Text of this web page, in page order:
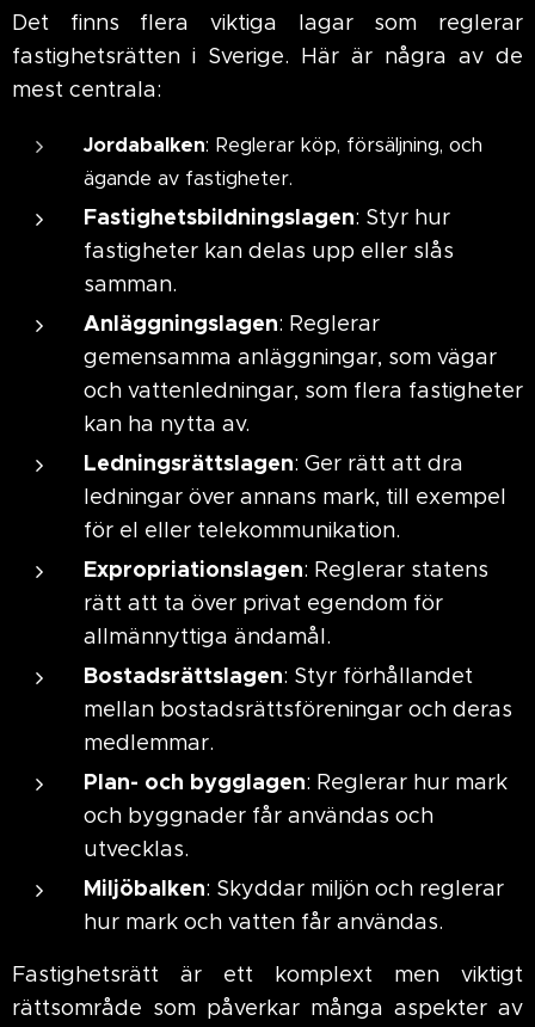
Det finns flera viktiga lagar som reglerar
fastighetsrätten i Sverige. Här är några av de
mest centrala:
Jordabalken: Reglerar köp, försäljning, och
ägande av fastigheter.
Fastighetsbildningslagen: Styr hur
fastigheter kan delas upp eller slås
samman.
Anläggningslagen: Reglerar
gemensamma anläggningar, som vägar
och vattenledningar, som flera fastigheter
kan ha nytta av.
Ledningsrättslagen: Ger rätt att dra
ledningar över annans mark, till exempel
för el eller telekommunikation.
Expropriationslagen: Reglerar statens
rätt att ta över privat egendom för
allmännyttiga ändamål.
Bostadsrättslagen: Styr förhållandet
mellan bostadsrättsföreningar och deras
medlemmar.
Plan- och bygglagen: Reglerar hur mark
och byggnader får användas och
utvecklas.
Miljöbalken: Skyddar miljön och reglerar
hur mark och vatten får användas.
Fastighetsrätt är ett komplext men viktigt
rättsområde som påverkar många aspekter av